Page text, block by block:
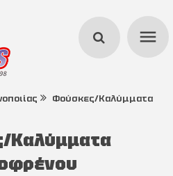
menu
search
Φούσκες/Καλύμματα
Καλύμματα